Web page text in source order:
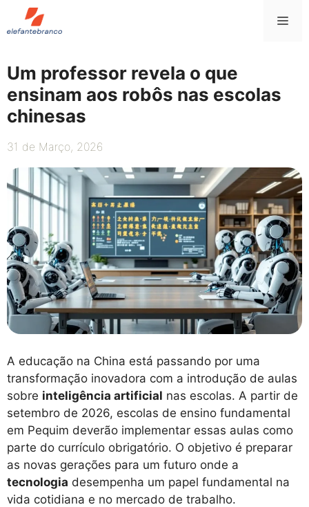
Saltar
para
Um professor revela o que
ensinam aos robôs nas escolas
chinesas
31 de Março, 2026
A educação na China está passando por uma
transformação inovadora com a introdução de aulas
sobre inteligência artificial nas escolas. A partir de
setembro de 2026, escolas de ensino fundamental
em Pequim deverão implementar essas aulas como
parte do currículo obrigatório. O objetivo é preparar
as novas gerações para um futuro onde a
tecnologia desempenha um papel fundamental na
vida cotidiana e no mercado de trabalho.